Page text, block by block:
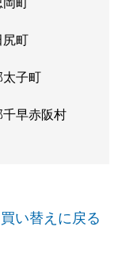
町
子町
早赤阪村
い替えに戻る